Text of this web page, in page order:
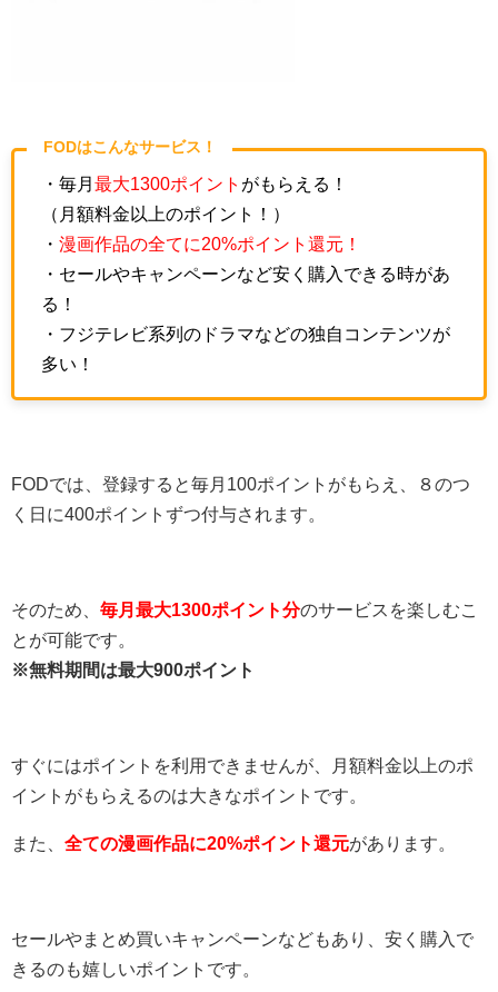
FODはこんなサービス！
・毎月 最大1300ポイント がもらえる！
（月額料金以上のポイント！）
・ 漫画作品の全てに20%ポイント還元！
・セールやキャンペーンなど安く購入できる時があ
る！
・フジテレビ系列のドラマなどの独自コンテンツが
多い！
FODでは、登録すると毎月100ポイントがもらえ、８のつ
く日に400ポイントずつ付与されます。
そのため、 毎月最大1300ポイント分のサービスを楽しむこ
とが可能です。
※無料期間は最大900ポイント
すぐにはポイントを利用できませんが、月額料金以上のポ
イントがもらえるのは大きなポイントです。
また、 全ての漫画作品に20%ポイント還元があります。
セールやまとめ買いキャンペーンなどもあり、安く購入で
きるのも嬉しいポイントです。